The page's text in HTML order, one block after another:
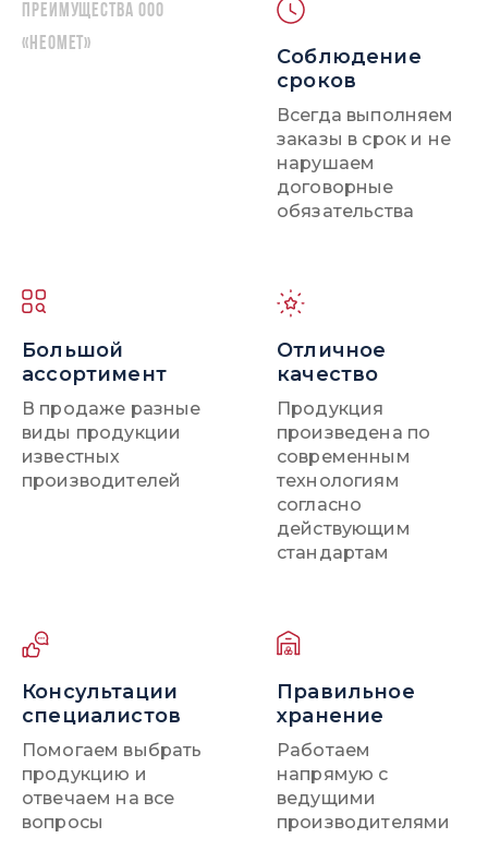
Преимущества ООО
«НЕОМЕТ»
Соблюдение
сроков
Всегда выполняем
заказы в срок и не
нарушаем
договорные
обязательства
Большой
ассортимент
В продаже разные
виды продукции
известных
производителей
Отличное
качество
Продукция
произведена по
современным
технологиям
согласно
действующим
стандартам
Консультации
специалистов
Помогаем выбрать
продукцию и
отвечаем на все
вопросы
Правильное
хранение
Работаем
напрямую с
ведущими
производителями